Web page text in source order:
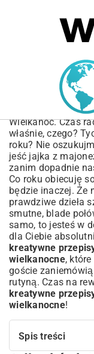
MARIUSZ ŁAMAGA
Kreatywne
jajka
i Inspiracje
Wielkanoc. Czas
właśnie, czego?
roku? Nie
jeść jajka z
zanim dopadnie
Co roku obiecuję
będzie inaczej. Że
prawdziwe dzieła
smutne, blade
samo, to jesteś w
dla Ciebie
kreatywne
wielkanocne,
goście
rutyną. Czas na
kreatywne
wielkanocne!
Spis treści